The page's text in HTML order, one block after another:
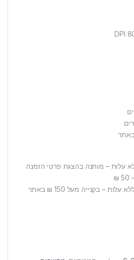
DPI
עלות – מותנה בהצגת פרטי הזמנה
– בקנייה מעל 150 ₪ באתר